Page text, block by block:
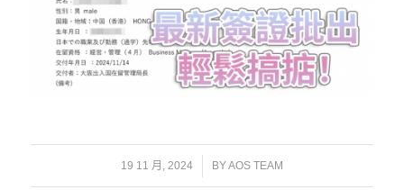
19 11 月, 2024
/ BYAOS TEAM